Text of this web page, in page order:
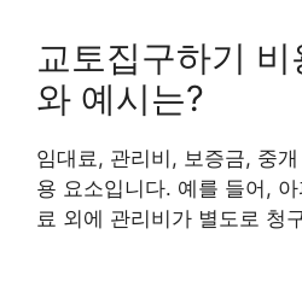
교토집구하기
와 예시는?
임대료, 관리비, 보증금, 중
용 요소입니다. 예를 들어,
료 외에 관리비가 별도로 청